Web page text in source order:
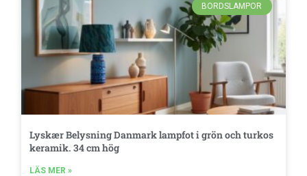
BORDSLAMPOR
Lyskær Belysning Danmark lampfot i grön och turkos
keramik. 34 cm hög
LÄS MER »